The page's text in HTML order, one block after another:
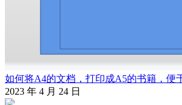
如何将A4的文档，打印成A5的书籍，便
2023 年 4 月 24 日